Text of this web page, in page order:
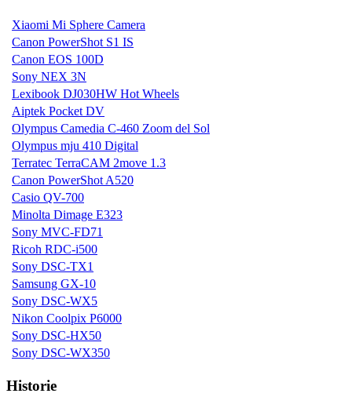
Xiaomi Mi Sphere Camera
Canon PowerShot S1 IS
Canon EOS 100D
Sony NEX 3N
Lexibook DJ030HW Hot Wheels
Aiptek Pocket DV
Olympus Camedia C-460 Zoom del Sol
Olympus mju 410 Digital
Terratec TerraCAM 2move 1.3
Canon PowerShot A520
Casio QV-700
Minolta Dimage E323
Sony MVC-FD71
Ricoh RDC-i500
Sony DSC-TX1
Samsung GX-10
Sony DSC-WX5
Nikon Coolpix P6000
Sony DSC-HX50
Sony DSC-WX350
Historie